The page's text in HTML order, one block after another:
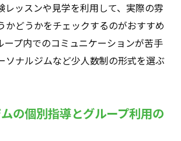
トレーニングで通いやすさを実感
いパーソナルジムを体験してみた
ルジム体験から分かる通いやすさ
利用が通いやすさに与える影響
レッスンや見学を利用して、実際の雰
かどうかをチェックするのがおすすめ
ープ内でのコミュニケーションが苦手
ソナルジムなど少人数制の形式を選ぶ
の個別指導とグループ利用の